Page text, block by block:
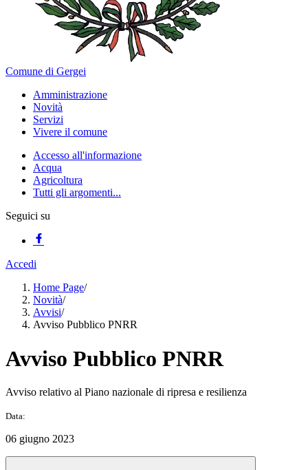
Comune di Gergei
Amministrazione
Novità
Servizi
Vivere il comune
Accesso all'informazione
Acqua
Agricoltura
Tutti gli argomenti...
Seguici su
Accedi
Home Page/
Novità/
Avvisi/
Avviso Pubblico PNRR
Avviso Pubblico PNRR
Avviso relativo al Piano nazionale di ripresa e resilienza
Data:
06 giugno 2023